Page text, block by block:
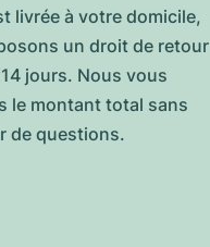
livrée à votre domicile,
un droit de retour
jours. Nous vous
le montant total sans
de questions.